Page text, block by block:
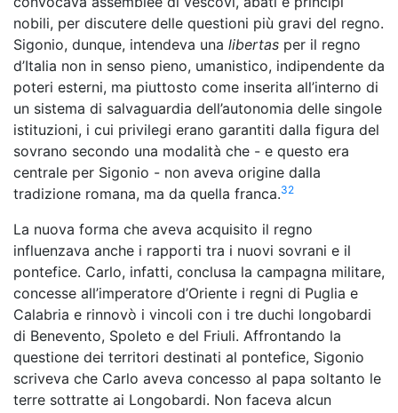
nobili, per discutere delle questioni più gravi del regno.
Sigonio, dunque, intendeva una libertas per il regno
d’Italia non in senso pieno, umanistico, indipendente da
poteri esterni, ma piuttosto come inserita all’interno di
un sistema di salvaguardia dell’autonomia delle singole
istituzioni, i cui privilegi erano garantiti dalla figura del
sovrano secondo una modalità che - e questo era
centrale per Sigonio - non aveva origine dalla
tradizione romana, ma da quella franca.32
La nuova forma che aveva acquisito il regno
influenzava anche i rapporti tra i nuovi sovrani e il
pontefice. Carlo, infatti, conclusa la campagna militare,
concesse all’imperatore d’Oriente i regni di Puglia e
Calabria e rinnovò i vincoli con i tre duchi longobardi
di Benevento, Spoleto e del Friuli. Affrontando la
questione dei territori destinati al pontefice, Sigonio
scriveva che Carlo aveva concesso al papa soltanto le
terre sottratte ai Longobardi. Non faceva alcun